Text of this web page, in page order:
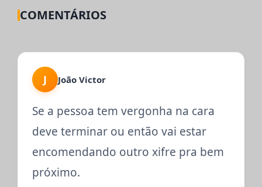
COMENTÁRIOS
J João Victor
Se a pessoa tem vergonha na cara
deve terminar ou então vai estar
encomendando outro xifre pra bem
próximo.